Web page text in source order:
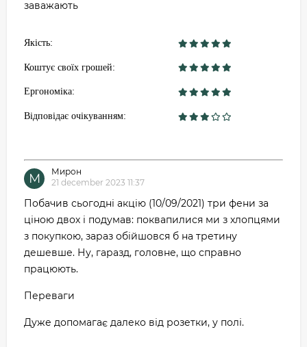
заважають
Якість:
Коштує своїх грошей:
Ергономіка:
Відповідає очікуванням:
М
Мирон
21 december 2023 11:37
Побачив сьогодні акцію (10/09/2021) три фени за
ціною двох і подумав: поквапилися ми з хлопцями
з покупкою, зараз обійшовся б на третину
дешевше. Ну, гаразд, головне, що справно
працюють.
Переваги
Дуже допомагає далеко від розетки, у полі.